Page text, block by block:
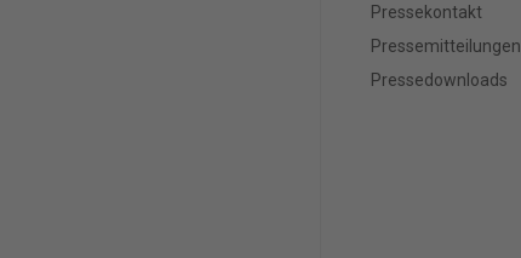
Pressekontakt
Pressemitteilungen
Pressedownloads